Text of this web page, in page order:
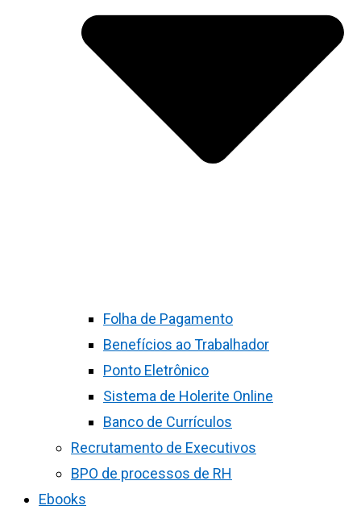
Folha de Pagamento
Benefícios ao Trabalhador
Ponto Eletrônico
Sistema de Holerite Online
Banco de Currículos
Recrutamento de Executivos
BPO de processos de RH
Ebooks